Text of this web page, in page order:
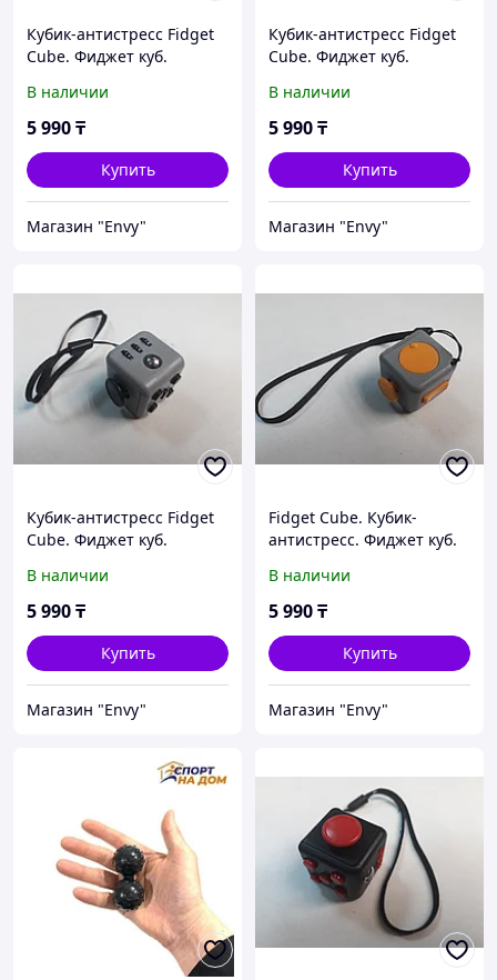
Кубик-антистресс Fidget
Cube. Фиджет куб.
Kaspi RED
В наличии
5 990₸
Купить
Магазин "Envy"
Кубик-антистресс Fidget
Cube. Фиджет куб.
Kaspi RED
В наличии
5 990₸
Купить
Магазин "Envy"
Кубик-антистресс Fidget
Cube. Фиджет куб.
Kaspi RED
В наличии
5 990₸
Купить
Магазин "Envy"
Fidget Cube. Кубик-
антистресс. Фиджет куб.
Kaspi RED
В наличии
5 990₸
Купить
Магазин "Envy"